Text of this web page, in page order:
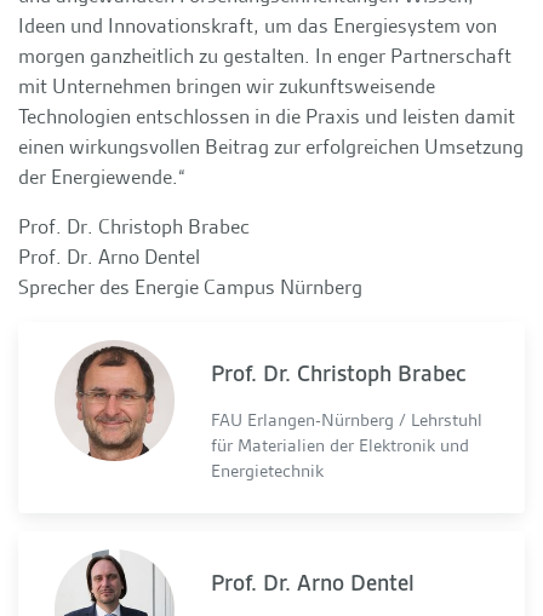
Ideen und Innovationskraft, um das Energiesystem von
morgen ganzheitlich zu gestalten. In enger Partnerschaft
mit Unternehmen bringen wir zukunftsweisende
Technologien entschlossen in die Praxis und leisten damit
einen wirkungsvollen Beitrag zur erfolgreichen Umsetzung
der Energiewende.“
Prof. Dr. Christoph Brabec
Prof. Dr. Arno Dentel
Sprecher des Energie Campus Nürnberg
Prof. Dr. Christoph Brabec
FAU Erlangen-Nürnberg / Lehrstuhl
für Materialien der Elektronik und
Energietechnik
Prof. Dr. Arno Dentel